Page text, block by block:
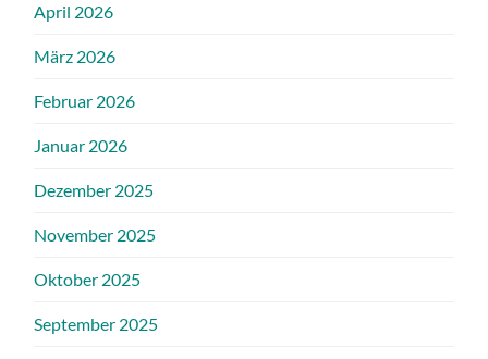
April 2026
März 2026
Februar 2026
Januar 2026
Dezember 2025
November 2025
Oktober 2025
September 2025